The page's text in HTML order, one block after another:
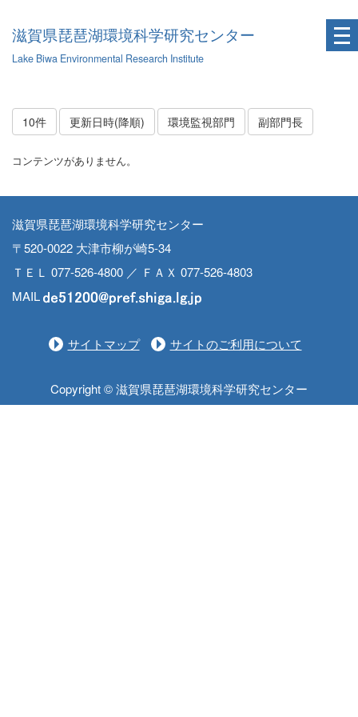
滋賀県琵琶湖環境科学研究センター
Lake Biwa Environmental Research Institute
10件 更新日時(降順) 環境監視部門 副部門長
コンテンツがありません。
滋賀県琵琶湖環境科学研究センター
〒520-0022 大津市柳が崎5-34
ＴＥＬ 077-526-4800 ／ ＦＡＸ 077-526-4803
MAIL
サイトマップ サイトのご利用について
Copyright © 滋賀県琵琶湖環境科学研究センター